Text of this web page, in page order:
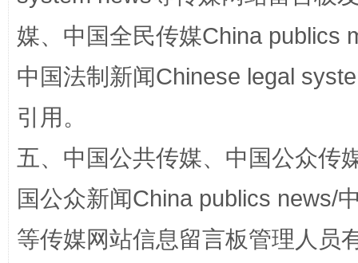
这是一记警钟！ 谢
媒、中国全民传媒China publics
中国法制新闻Chinese legal
引用。
五、中国公共传媒、中国公众传
国公众新闻China publics news/
等传媒网站信息留言板管理人员